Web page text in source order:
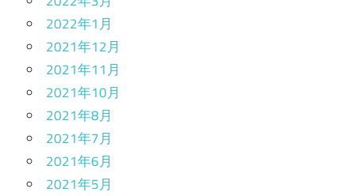
2022年1月
2021年12月
2021年11月
2021年10月
2021年8月
2021年7月
2021年6月
2021年5月